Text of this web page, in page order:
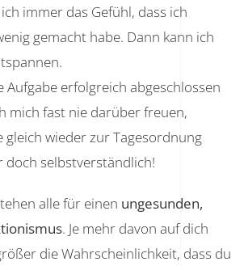
immer das Gefühl, dass ich
gemacht habe. Dann kann ich
Aufgabe erfolgreich abgeschlossen
mich fast nie darüber freuen,
gleich wieder zur Tagesordnung
doch selbstverständlich!
alle für einen ungesunden,
. Je mehr davon auf dich
die Wahrscheinlichkeit, dass du